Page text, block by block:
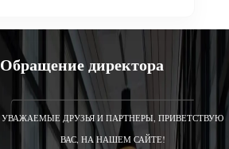
Обращение директора
УВАЖАЕМЫЕ ДРУЗЬЯ И ПАРТНЕРЫ, ПРИВЕТСТВУЮ
ВАС, НА НАШЕМ САЙТЕ!